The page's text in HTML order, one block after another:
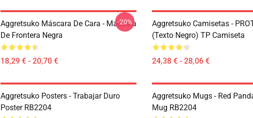
Aggretsuko Máscara De Cara - Mascara
De Frontera Negra
18,29 € - 20,70 €
-20%
Aggretsuko Camisetas -
(texto Negro) TP Camiseta
24,38 € - 28,06 €
Aggretsuko Posters - Trabajar Duro
Poster RB2204
Aggretsuko Mugs - Red
Mug RB2204